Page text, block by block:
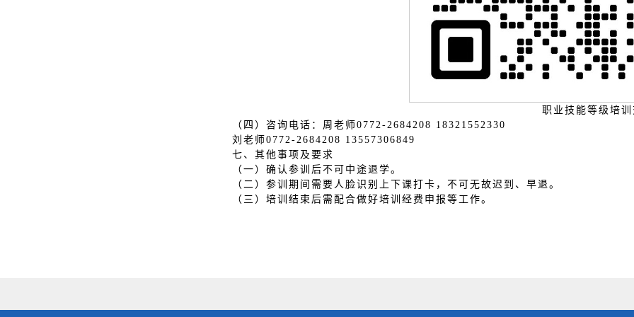
职业技能等级培
（四）咨询电话：周老师0772-2684208 18321552330
刘老师0772-2684208 13557306849
七、其他事项及要求
（一）确认参训后不可中途退学。
（二）参训期间需要人脸识别上下课打卡，不可无故迟到、早退。
（三）培训结束后需配合做好培训经费申报等工作。